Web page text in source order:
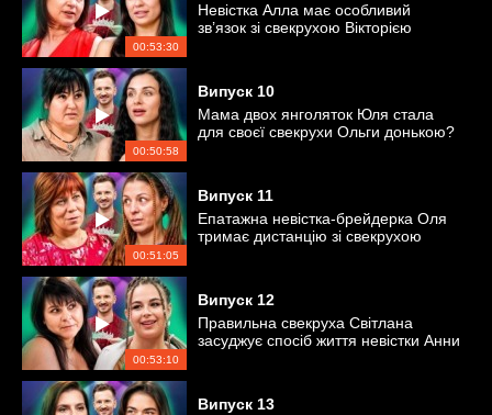
00:53:30
Невістка Алла має особливий
зв’язок зі свекрухою Вікторією
00:50:58
Випуск 10
Мама двох янголяток Юля стала
для своєї свекрухи Ольги донькою?
00:51:05
Випуск 11
Епатажна невістка-брейдерка Оля
тримає дистанцію зі свекрухою
00:53:10
Випуск 12
Правильна свекруха Світлана
засуджує спосіб життя невістки Анни
Випуск 13